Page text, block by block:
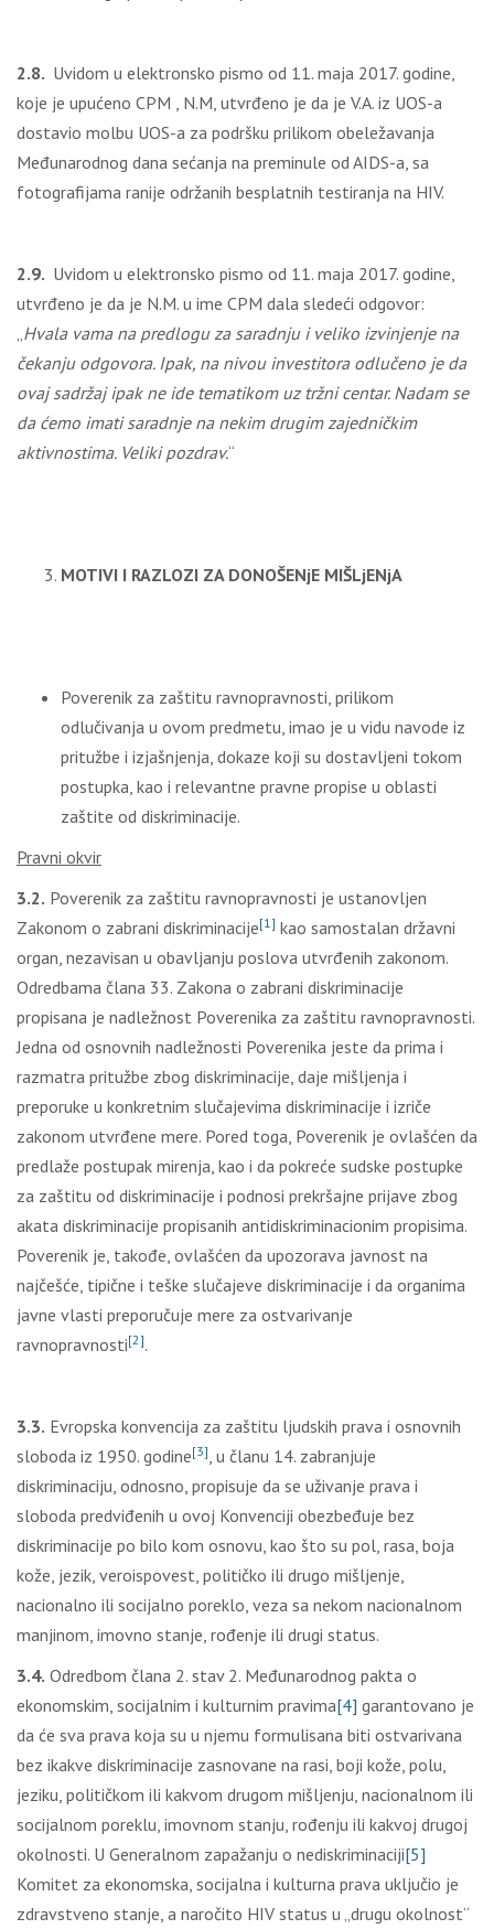
2.8. Uvidom u elektronsko pismo od 11. maja 2017. godine,
koje je upućeno CPM , N.M, utvrđeno je da je V.A. iz UOS-a
dostavio molbu UOS-a za podršku prilikom obeležavanja
Međunarodnog dana sećanja na preminule od AIDS-a, sa
fotografijama ranije održanih besplatnih testiranja na HIV.
2.9. Uvidom u elektronsko pismo od 11. maja 2017. godine,
utvrđeno je da je N.M. u ime CPM dala sledeći odgovor:
„Hvala vama na predlogu za saradnju i veliko izvinjenje na
čekanju odgovora. Ipak, na nivou investitora odlučeno je da
ovaj sadržaj ipak ne ide tematikom uz tržni centar. Nadam se
da ćemo imati saradnje na nekim drugim zajedničkim
aktivnostima. Veliki pozdrav.“
MOTIVI I RAZLOZI ZA DONOŠENјE MIŠLjENјA
Poverenik za zaštitu ravnopravnosti, prilikom
odlučivanja u ovom predmetu, imao je u vidu navode iz
pritužbe i izjašnjenja, dokaze koji su dostavlјeni tokom
postupka, kao i relevantne pravne propise u oblasti
zaštite od diskriminacije.
Pravni okvir
3.2. Poverenik za zaštitu ravnopravnosti je ustanovlјen
Zakonom o zabrani diskriminacije[1] kao samostalan državni
organ, nezavisan u obavlјanju poslova utvrđenih zakonom.
Odredbama člana 33. Zakona o zabrani diskriminacije
propisana je nadležnost Poverenika za zaštitu ravnopravnosti.
Jedna od osnovnih nadležnosti Poverenika jeste da prima i
razmatra pritužbe zbog diskriminacije, daje mišlјenja i
preporuke u konkretnim slučajevima diskriminacije i izriče
zakonom utvrđene mere. Pored toga, Poverenik je ovlašćen da
predlaže postupak mirenja, kao i da pokreće sudske postupke
za zaštitu od diskriminacije i podnosi prekršajne prijave zbog
akata diskriminacije propisanih antidiskriminacionim propisima.
Poverenik je, takođe, ovlašćen da upozorava javnost na
najčešće, tipične i teške slučajeve diskriminacije i da organima
javne vlasti preporučuje mere za ostvarivanje
ravnopravnosti[2].
3.3. Evropska konvencija za zaštitu lјudskih prava i osnovnih
sloboda iz 1950. godine[3], u članu 14. zabranjuje
diskriminaciju, odnosno, propisuje da se uživanje prava i
sloboda predviđenih u ovoj Konvenciji obezbeđuje bez
diskriminacije po bilo kom osnovu, kao što su pol, rasa, boja
kože, jezik, veroispovest, političko ili drugo mišlјenje,
nacionalno ili socijalno poreklo, veza sa nekom nacionalnom
manjinom, imovno stanje, rođenje ili drugi status.
3.4. Odredbom člana 2. stav 2. Međunarodnog pakta o
ekonomskim, socijalnim i kulturnim pravima[4] garantovano je
da će sva prava koja su u njemu formulisana biti ostvarivana
bez ikakve diskriminacije zasnovane na rasi, boji kože, polu,
jeziku, političkom ili kakvom drugom mišlјenju, nacionalnom ili
socijalnom poreklu, imovnom stanju, rođenju ili kakvoj drugoj
okolnosti. U Generalnom zapažanju o nediskriminaciji[5]
Komitet za ekonomska, socijalna i kulturna prava uklјučio je
zdravstveno stanje, a naročito HIV status u „drugu okolnost“